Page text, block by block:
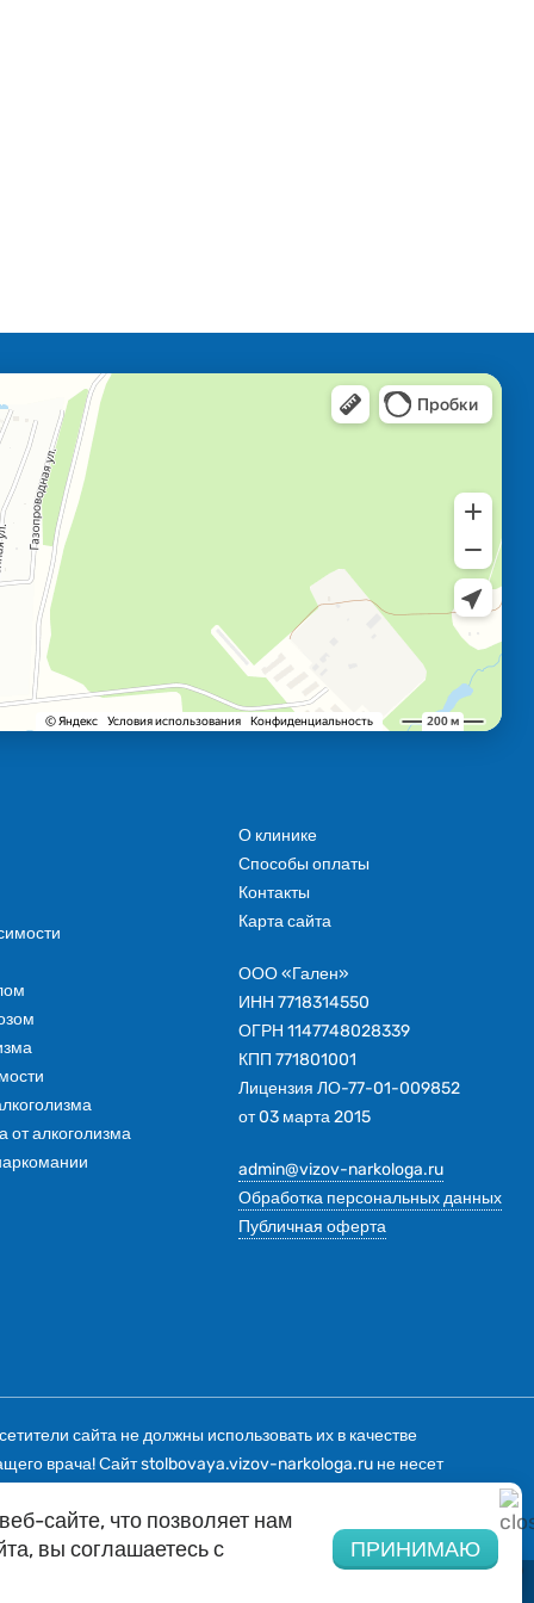
от алкоголизма
О клинике
Способы оплаты
Контакты
Карта сайта
ООО «Гален»
ИНН 7718314550
ОГРН 1147748028339
КПП 771801001
Лицензия ЛО-77-01-009852
от 03 марта 2015
admin@vizov-narkologa.ru
Обработка персональных данных
Публичная оферта
сайта не должны использовать их в качестве
врача! Сайт stolbovaya.vizov-narkologa.ru не несет
со ссылкой на источник: stolbovaya.vizov-narkologa.ru.
сайте, что позволяет нам
вы соглашаетесь с
ПРИНИМАЮ
Напишите нам в Whatsapp